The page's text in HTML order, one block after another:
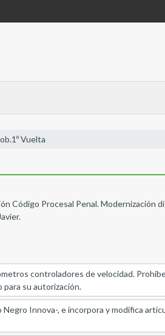
Vuelta
Código Procesal Penal. Modernización
controladores de velocidad.
para su autorización.
Innova-, e incorpora y modifica